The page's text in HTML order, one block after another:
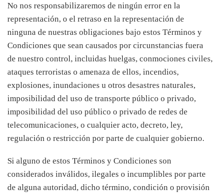
No nos responsabilizaremos de ningún error en la
representación, o el retraso en la representación de
ninguna de nuestras obligaciones bajo estos Términos y
Condiciones que sean causados por circunstancias fuera
de nuestro control, incluidas huelgas, conmociones civiles,
ataques terroristas o amenaza de ellos, incendios,
explosiones, inundaciones u otros desastres naturales,
imposibilidad del uso de transporte público o privado,
imposibilidad del uso público o privado de redes de
telecomunicaciones, o cualquier acto, decreto, ley,
regulación o restricción por parte de cualquier gobierno.
Si alguno de estos Términos y Condiciones son
considerados inválidos, ilegales o incumplibles por parte
de alguna autoridad, dicho término, condición o provisión